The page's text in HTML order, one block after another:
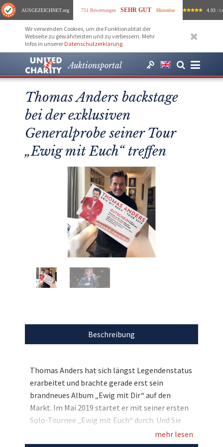
AUSGEZEICHNET.org 751 Bewertungen SEHR GUT Hinweise 4.93 /
Wir verwenden Cookies, um die Funktionalität der
Webseite zu gewährleisten und zu verbessern. Mehr
Infos in unserer Datenschutzerklärung.
Auktionsportal
Thomas Anders backstage
bei der exklusiven
Generalprobe seiner Tour
„Ewig mit Euch“ treffen
Beschreibung
Thomas Anders hat sich längst Legendenstatus
erarbeitet und brachte gerade erst sein
brandneues Album „Ewig mit Dir“ auf den
Markt. Im Mai 2019 startet er mit seiner ersten
Solo-Tournee „Ewig mit Euch“ durch. Und Sie
können Thomas Anders hautnah erleben: Wir
mehr lesen